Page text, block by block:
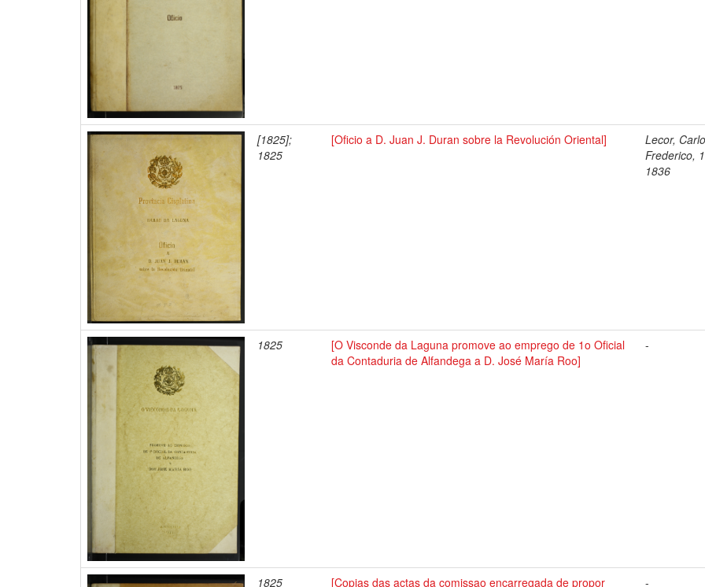
[1825];
1825
[Oficio a D. Juan J. Duran sobre la Revolución Oriental]
Lecor,
Frederico,
1836
1825
[O Visconde da Laguna promove ao emprego de 1o Oficial
da Contaduria de Alfandega a D. José María Roo]
-
1825 [Copias das actas da comissao encarregada de propor -